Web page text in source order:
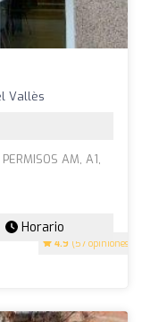
4.9 (57 opiniones)
Vallès
AM, A1,
Horario